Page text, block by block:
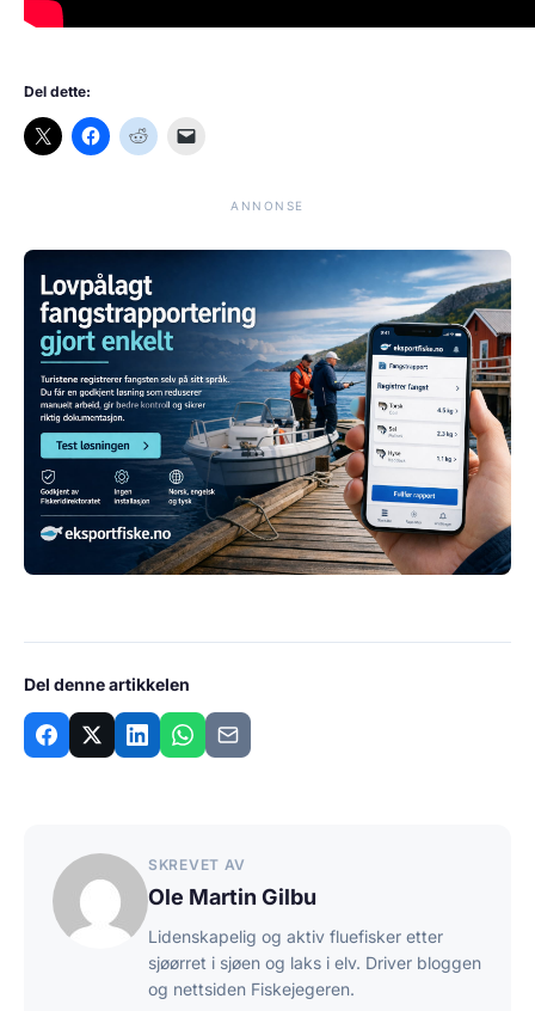
Del dette:
ANNONSE
Del denne artikkelen
SKREVET AV
Ole Martin Gilbu
Lidenskapelig og aktiv fluefisker etter
sjøørret i sjøen og laks i elv. Driver bloggen
og nettsiden Fiskejegeren.